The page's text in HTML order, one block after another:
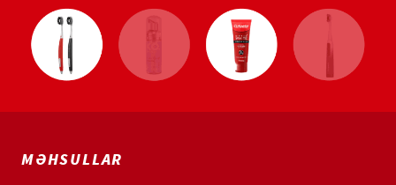
MƏHSULLAR